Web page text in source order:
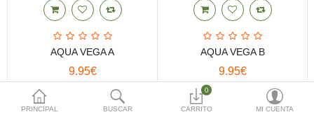
PRINCIPAL BUSCAR
0
CARRITO MI CUENTA
AQUA VEGA A
9.95€
AQUA VEGA B
9.95€